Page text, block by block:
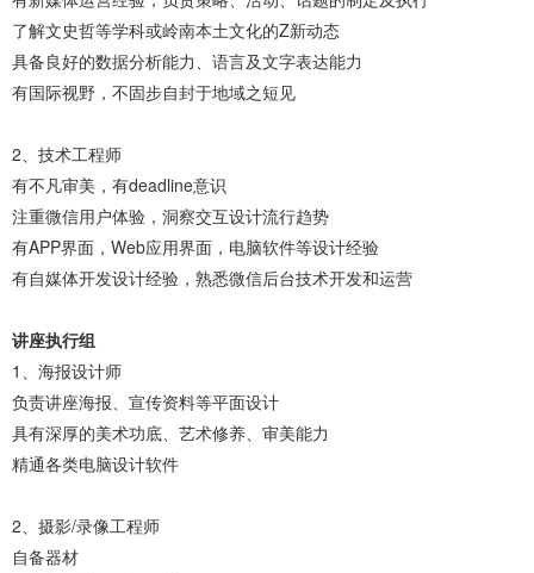
了解文史哲等学科或岭南本土文化的Z新动态
具备良好的数据分析能力、语言及文字表达能力
有国际视野，不固步自封于地域之短见
2、技术工程师
有不凡审美，有deadline意识
注重微信用户体验，洞察交互设计流行趋势
有APP界面，Web应用界面，电脑软件等设计经验
有自媒体开发设计经验，熟悉微信后台技术开发和运营
讲座执行组
1、海报设计师
负责讲座海报、宣传资料等平面设计
具有深厚的美术功底、艺术修养、审美能力
精通各类电脑设计软件
2、摄影/录像工程师
自备器材